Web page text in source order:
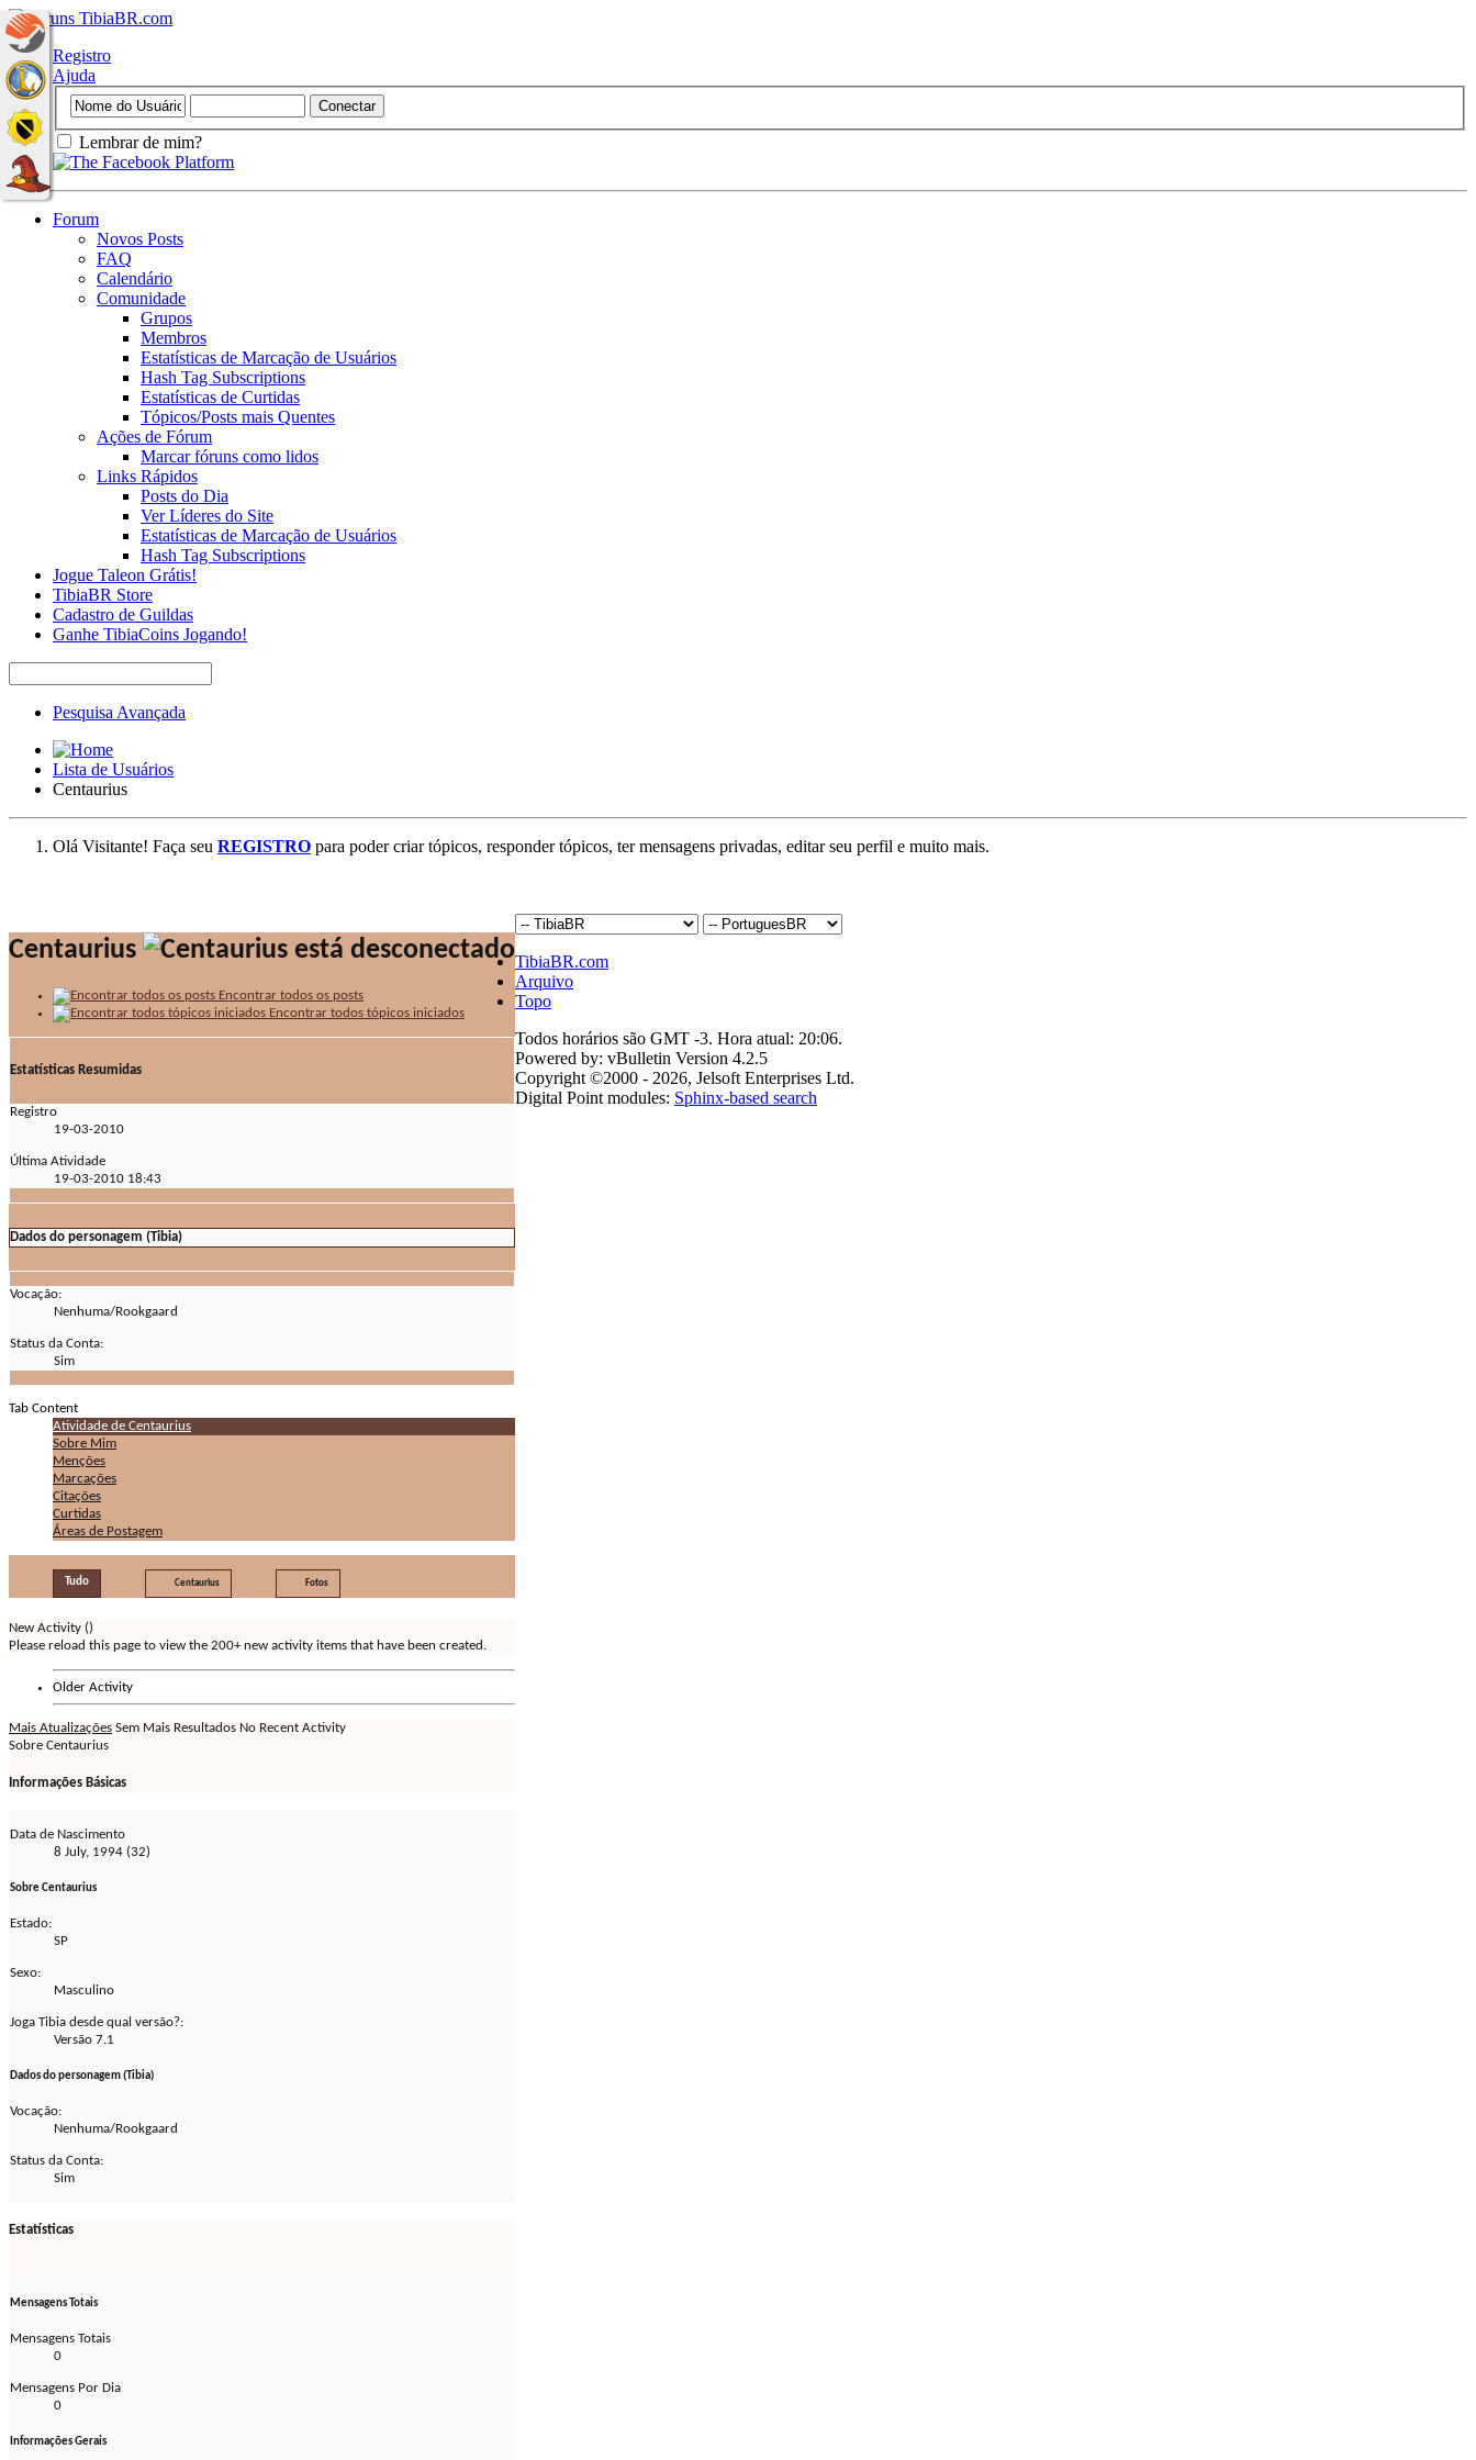
Registro
Ajuda
Lembrar de mim?
Forum
Novos Posts
FAQ
Calendário
Comunidade
Grupos
Membros
Estatísticas de Marcação de Usuários
Hash Tag Subscriptions
Estatísticas de Curtidas
Tópicos/Posts mais Quentes
Ações de Fórum
Marcar fóruns como lidos
Links Rápidos
Posts do Dia
Ver Líderes do Site
Estatísticas de Marcação de Usuários
Hash Tag Subscriptions
Jogue Taleon Grátis!
TibiaBR Store
Cadastro de Guildas
Ganhe TibiaCoins Jogando!
Pesquisa Avançada
Lista de Usuários
Centaurius
Olá Visitante! Faça seu REGISTRO para poder criar tópicos, responder tópicos, ter mensagens privadas, editar seu perfil e muito mais.
Centaurius
Encontrar todos os posts
Encontrar todos tópicos iniciados
Estatísticas Resumidas
Registro
19-03-2010
Última Atividade
19-03-2010 18:43
Dados do personagem (Tibia)
Vocação:
Nenhuma/Rookgaard
Status da Conta:
Sim
Tab Content
Atividade de Centaurius
Sobre Mim
Menções
Marcações
Citações
Curtidas
Áreas de Postagem
Tudo Centaurius Fotos
New Activity ()
Please reload this page to view the 200+ new activity items that have been created.
Older Activity
Mais Atualizações Sem Mais Resultados No Recent Activity
Sobre Centaurius
Informações Básicas
Data de Nascimento
8 July, 1994 (32)
Sobre Centaurius
Estado:
SP
Sexo:
Masculino
Joga Tibia desde qual versão?:
Versão 7.1
Dados do personagem (Tibia)
Vocação:
Nenhuma/Rookgaard
Status da Conta:
Sim
Estatísticas
Mensagens Totais
Mensagens Totais
0
Mensagens Por Dia
0
Informações Gerais
TibiaBR.com
Arquivo
Topo
Todos horários são GMT -3. Hora atual: 20:06.
Powered by: vBulletin Version 4.2.5
Copyright ©2000 - 2026, Jelsoft Enterprises Ltd.
Digital Point modules: Sphinx-based search